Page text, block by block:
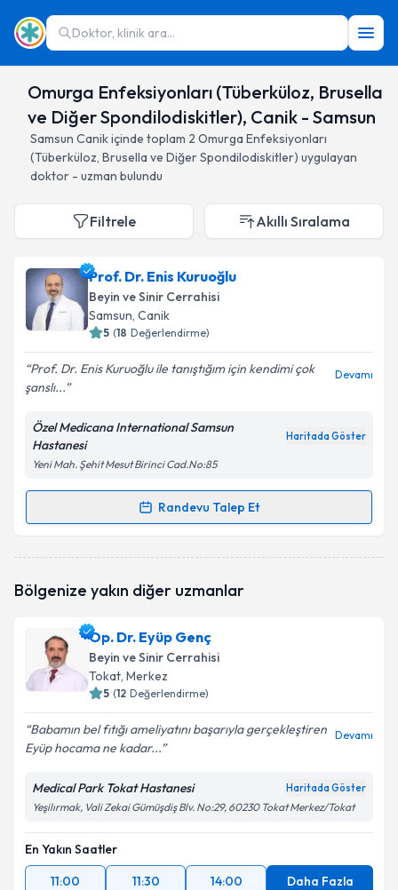
Doktor, klinik ara...
Omurga Enfeksiyonları (Tüberküloz, Brusella
ve Diğer Spondilodiskitler), Canik - Samsun
Samsun Canikiçinde toplam 2 Omurga Enfeksiyonları
(Tüberküloz, Brusella ve Diğer Spondilodiskitler) uygulayan
doktor - uzman bulundu
Filtrele Akıllı Sıralama
Prof. Dr. Enis Kuruoğlu
Beyin ve Sinir Cerrahisi
Samsun, Canik
5 (18 Değerlendirme)
Prof. Dr. Enis Kuruoğlu ile tanıştığım için kendimi çok
şanslı...
Devamı
Özel Medicana International Samsun
Hastanesi
Haritada Göster
Yeni Mah. Şehit Mesut Birinci Cad.No:85
Randevu Talep Et
Randevu Takvimi Talebi
oluşturun. Size bu uzmandan randevu almanız için bir
E-posta Adresiniz
Kişisel verilerimin işlenmesine ilişkinAydınlatma
Metni 'ni okudum ve kişisel verilerimin belirtilen
Bölgenize yakın diğer uzmanlar
Op. Dr. Eyüp Genç
Beyin ve Sinir Cerrahisi
Tokat, Merkez
5 (12 Değerlendirme)
Babamın bel fıtığı ameliyatını başarıyla gerçekleştiren
Eyüp hocama ne kadar...
Devamı
Medical Park Tokat Hastanesi Haritada Göster
Yeşilırmak, Vali Zekai Gümüşdiş Blv. No:29, 60230 Tokat Merkez/Tokat
En Yakın Saatler
11:00
11:30 14:00 Daha Fazla